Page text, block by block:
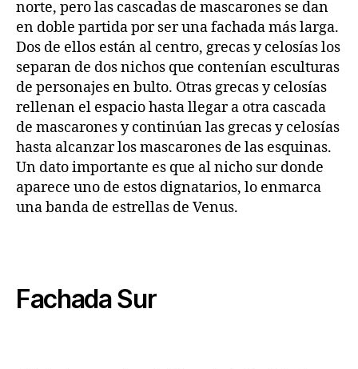
norte, pero las cascadas de mascarones se dan
en doble partida por ser una fachada más larga.
Dos de ellos están al centro, grecas y celosías los
separan de dos nichos que contenían esculturas
de personajes en bulto. Otras grecas y celosías
rellenan el espacio hasta llegar a otra cascada
de mascarones y continúan las grecas y celosías
hasta alcanzar los mascarones de las esquinas.
Un dato importante es que al nicho sur donde
aparece uno de estos dignatarios, lo enmarca
una banda de estrellas de Venus.
Fachada Sur